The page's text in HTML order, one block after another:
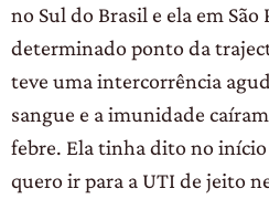
no Sul do Brasil e ela em São
determinado ponto da
teve uma intercorrência
sangue e a imunidade
febre. Ela tinha dito no
quero ir para a UTI de jeito